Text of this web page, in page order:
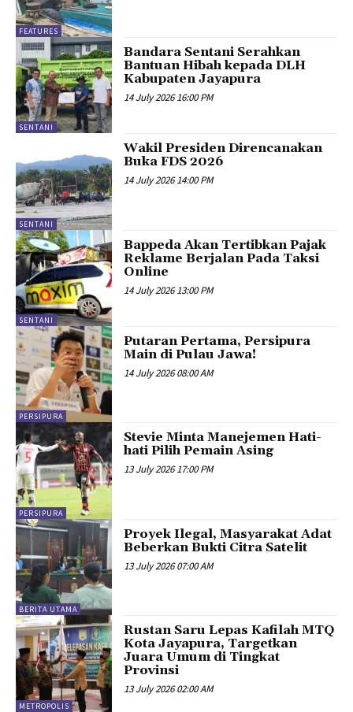
FEATURES
SENTANI
Bandara Sentani Serahkan
Bantuan Hibah kepada DLH
Kabupaten Jayapura
14 July 2026 16:00 PM
SENTANI
Wakil Presiden Direncanakan
Buka FDS 2026
14 July 2026 14:00 PM
SENTANI
Bappeda Akan Tertibkan Pajak
Reklame Berjalan Pada Taksi
Online
14 July 2026 13:00 PM
PERSIPURA
Putaran Pertama, Persipura
Main di Pulau Jawa!
14 July 2026 08:00 AM
PERSIPURA
Stevie Minta Manejemen Hati-
hati Pilih Pemain Asing
13 July 2026 17:00 PM
BERITA UTAMA
Proyek Ilegal, Masyarakat Adat
Beberkan Bukti Citra Satelit
13 July 2026 07:00 AM
METROPOLIS
Rustan Saru Lepas Kafilah MTQ
Kota Jayapura, Targetkan
Juara Umum di Tingkat
Provinsi
13 July 2026 02:00 AM